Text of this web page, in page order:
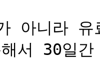
아니라 유
해서 30일